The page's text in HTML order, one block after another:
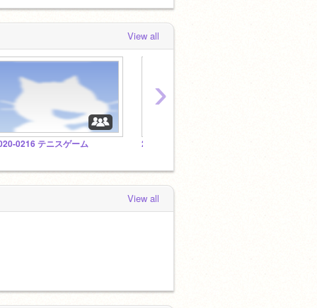
View all
0216 テニスゲーム
›
View all